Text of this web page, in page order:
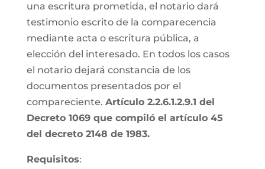
una escritura prometida, el notario dará
testimonio escrito de la comparecencia
mediante acta o escritura pública, a
elección del interesado. En todos los casos
el notario dejará constancia de los
documentos presentados por el
compareciente. Artículo 2.2.6.1.2.9.1 del
Decreto 1069 que compiló el artículo 45
del decreto 2148 de 1983.
Requisitos: